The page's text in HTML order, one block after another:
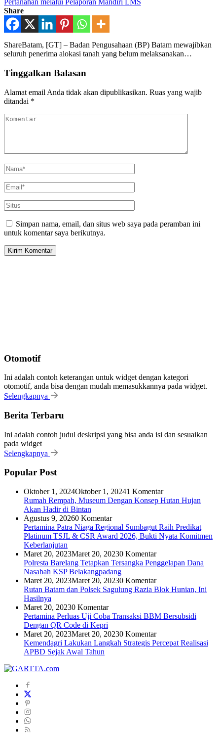
Pertanahan melalui Pelaporan Mandiri LMS
Share
ShareBatam, [GT] – Badan Pengusahaan (BP) Batam mewajibkan
seluruh penerima alokasi tanah yang belum melaksanakan…
Tinggalkan Balasan
Alamat email Anda tidak akan dipublikasikan. Ruas yang wajib
ditandai *
Simpan nama, email, dan situs web saya pada peramban ini
untuk komentar saya berikutnya.
Otomotif
Ini adalah contoh keterangan untuk widget dengan kategori
otomotif, anda bisa dengan mudah memasukkannya pada widget.
Selengkapnya
Berita Terbaru
Ini adalah contoh judul deskripsi yang bisa anda isi dan sesuaikan
pada widget
Selengkapnya
Popular Post
Oktober 1, 2024Oktober 1, 20241 Komentar
Rumah Rempah, Museum Dengan Konsep Hutan Hujan
Akan Hadir di Bintan
Agustus 9, 20260 Komentar
Pertamina Patra Niaga Regional Sumbagut Raih Predikat
Platinum TSJL & CSR Award 2026, Bukti Nyata Komitmen
Keberlanjutan
Maret 20, 2023Maret 20, 20230 Komentar
Polresta Barelang Tetapkan Tersangka Penggelapan Dana
Nasabah KSP Belakangpadang
Maret 20, 2023Maret 20, 20230 Komentar
Rutan Batam dan Polsek Sagulung Razia Blok Hunian, Ini
Hasilnya
Maret 20, 20230 Komentar
Pertamina Perluas Uji Coba Transaksi BBM Bersubsidi
Dengan QR Code di Kepri
Maret 20, 2023Maret 20, 20230 Komentar
Kemendagri Lakukan Langkah Strategis Percepat Realisasi
APBD Sejak Awal Tahun